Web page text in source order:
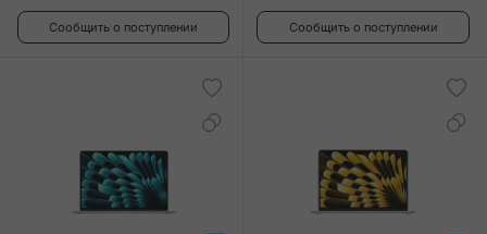
Сообщить о поступлении Сообщить о поступлении